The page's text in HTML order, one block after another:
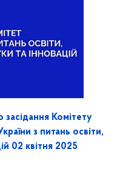
Комітету
з питань освіти,
02 квітня 2025